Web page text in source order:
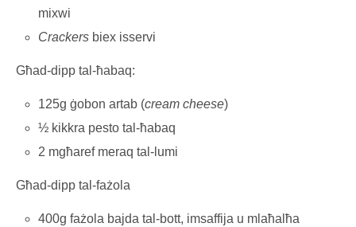
mixwi
Crackers biex isservi
Għad-dipp tal-ħabaq:
125g ġobon artab (cream cheese)
½ kikkra pesto tal-ħabaq
2 mgħaref meraq tal-lumi
Għad-dipp tal-fażola
400g fażola bajda tal-bott, imsaffija u mlaħalħa